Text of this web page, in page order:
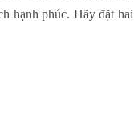
hạnh phúc. Hãy đặt hai